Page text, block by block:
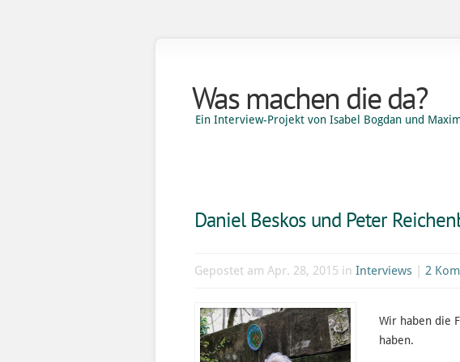
Was machen die da?
Ein Interview-Projekt von Isabel Bogdan und
Daniel Beskos und Peter
Gepostet am Apr. 28, 2015 in Interviews 2
Wir haben die
haben.